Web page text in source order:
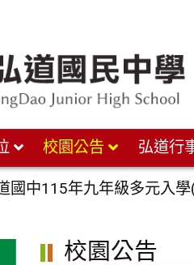
校園公告 弘道行
國中115年九年級多元入
校園公告